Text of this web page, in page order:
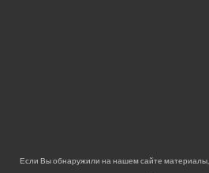
Если Вы обнаружили на нашем сайте